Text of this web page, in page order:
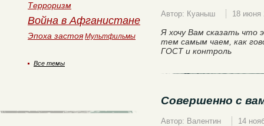
Автор: Куаныш 18 июня
Я хочу Вам сказать
тем самым чаем, как
ГОСТ и контроль
Совершенно с
Автор: Валентин 14
Терроризм
Война в Афганистане
Эпоха застоя Мультфильмы
Все темы